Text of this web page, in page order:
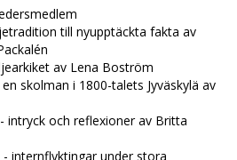
till nyupptäckta fakta av
av Lena Boström
skolman i 1800-talets Jyväskylä av
intryck och reflexioner av Britta
internflyktingar under stora